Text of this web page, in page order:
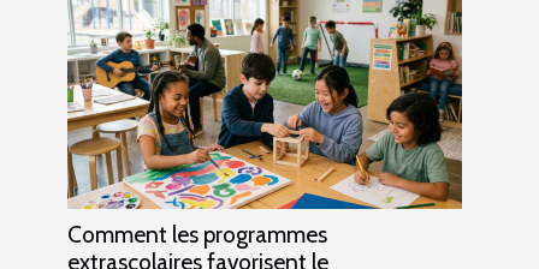
Comment les programmes
extrascolaires favorisent le